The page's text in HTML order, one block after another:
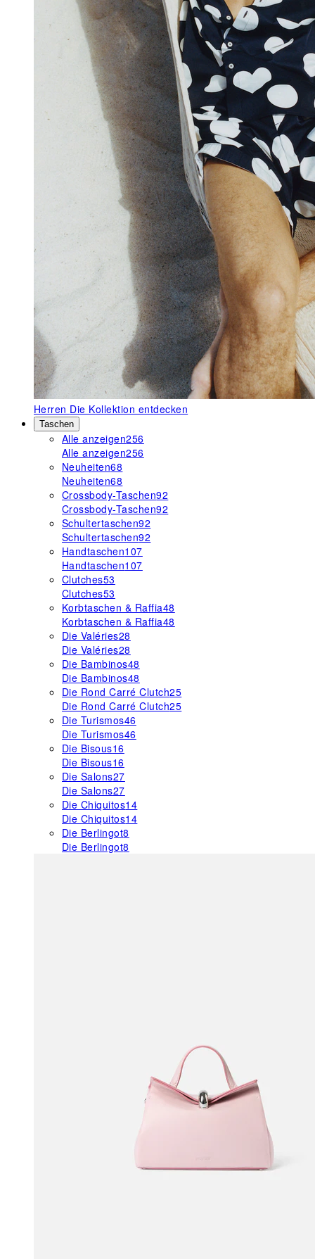
Herren Die Kollektion entdecken
Taschen
Alle anzeigen256
Alle anzeigen256
Neuheiten68
Neuheiten68
Crossbody-Taschen92
Crossbody-Taschen92
Schultertaschen92
Schultertaschen92
Handtaschen107
Handtaschen107
Clutches53
Clutches53
Korbtaschen & Raffia48
Korbtaschen & Raffia48
Die Valéries28
Die Valéries28
Die Bambinos48
Die Bambinos48
Die Rond Carré Clutch25
Die Rond Carré Clutch25
Die Turismos46
Die Turismos46
Die Bisous16
Die Bisous16
Die Salons27
Die Salons27
Die Chiquitos14
Die Chiquitos14
Die Berlingot8
Die Berlingot8